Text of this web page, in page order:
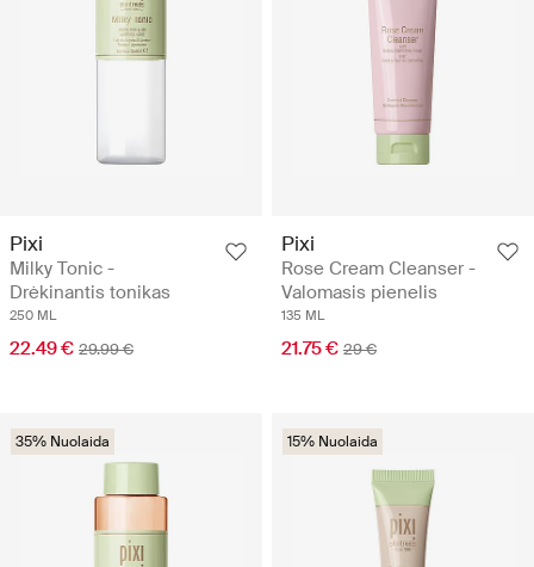
Pixi
Milky Tonic -
Drėkinantis tonikas
250 ML
22.49 € 29.99 €
Pixi
Rose Cream Cleanser -
Valomasis pienelis
135 ML
21.75 € 29 €
35% Nuolaida 15% Nuolaida